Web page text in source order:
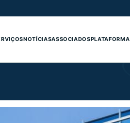
NOTÍCIASASSOCIADOSPLATAFORMA